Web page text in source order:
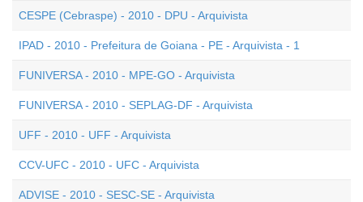
CESPE (Cebraspe) - 2010 - DPU - Arquivista
IPAD - 2010 - Prefeitura de Goiana - PE - Arquivista - 1
FUNIVERSA - 2010 - MPE-GO - Arquivista
FUNIVERSA - 2010 - SEPLAG-DF - Arquivista
UFF - 2010 - UFF - Arquivista
CCV-UFC - 2010 - UFC - Arquivista
ADVISE - 2010 - SESC-SE - Arquivista